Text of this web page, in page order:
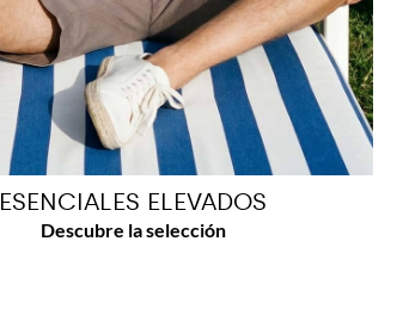
ESENCIALES ELEVADOS